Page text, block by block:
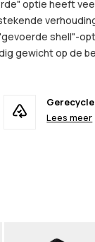
optie heeft
shell"-
gewicht op de
Lees meer